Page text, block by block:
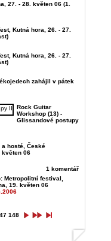
27. - 28. květen 06 (1.
Kutná hora, 26. - 27.
Kutná hora, 26. - 27.
zahájil v pátek
Rock Guitar
Workshop (13) -
Glissandové postupy
hosté, České
květen 06
1 komentář
Metropolitní festival,
19. květen 06
148